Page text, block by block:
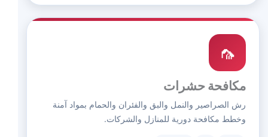
🦟
مكافحة حشرات
رش الصراصير والنمل والبق والفئران والحمام بمواد آمنة
وخطط مكافحة دورية للمنازل والشركات.